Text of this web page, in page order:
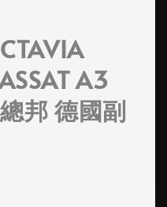
A3
邦 德國副